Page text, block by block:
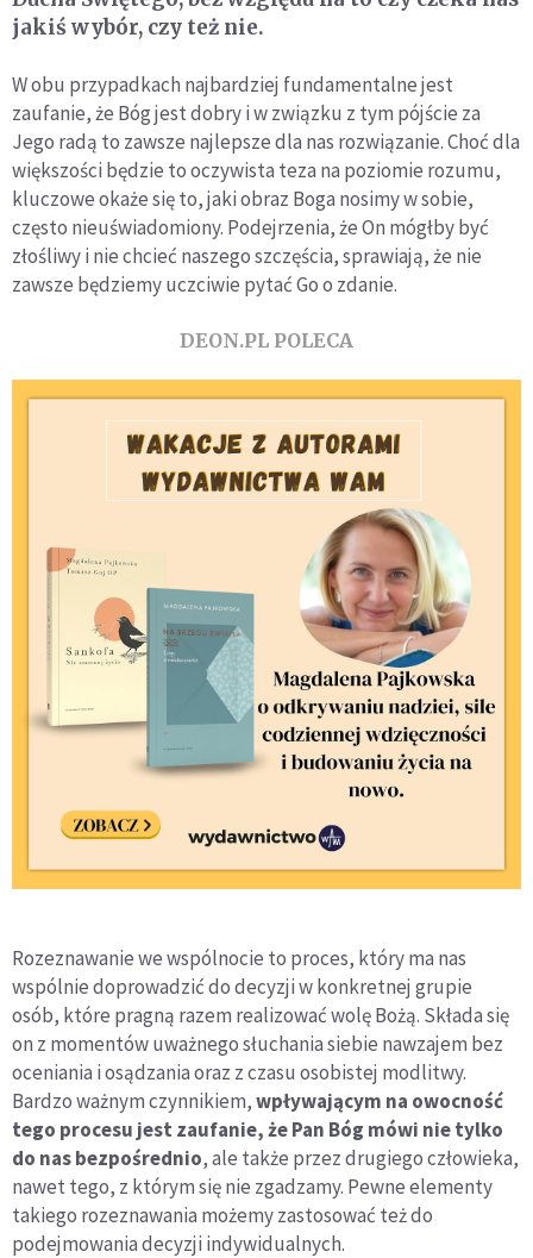
jakiś wybór, czy też nie.
W obu przypadkach najbardziej fundamentalne jest
zaufanie, że Bóg jest dobry i w związku z tym pójście za
Jego radą to zawsze najlepsze dla nas rozwiązanie. Choć dla
większości będzie to oczywista teza na poziomie rozumu,
kluczowe okaże się to, jaki obraz Boga nosimy w sobie,
często nieuświadomiony. Podejrzenia, że On mógłby być
złośliwy i nie chcieć naszego szczęścia, sprawiają, że nie
zawsze będziemy uczciwie pytać Go o zdanie.
DEON.PL POLECA
Rozeznawanie we wspólnocie to proces, który ma nas
wspólnie doprowadzić do decyzji w konkretnej grupie
osób, które pragną razem realizować wolę Bożą. Składa się
on z momentów uważnego słuchania siebie nawzajem bez
oceniania i osądzania oraz z czasu osobistej modlitwy.
Bardzo ważnym czynnikiem,wpływającym na owocność
tego procesu jest zaufanie, że Pan Bóg mówi nie tylko
do nas bezpośrednio, ale także przez drugiego człowieka,
nawet tego, z którym się nie zgadzamy. Pewne elementy
takiego rozeznawania możemy zastosować też do
podejmowania decyzji indywidualnych.